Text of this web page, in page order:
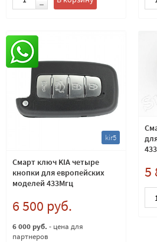
kir5
Смарт ключ KIA четыре
кнопки для европейских
моделей 433Мгц
6 500 руб.
6 000 руб. - цена для
партнеров
5